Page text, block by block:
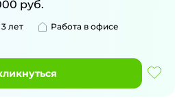
руб.
3 лет
Работа в офисе